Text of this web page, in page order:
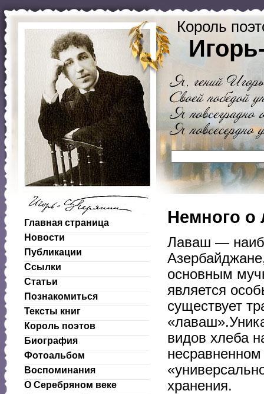
Король
Главная страница
Новости
Публикации
Ссылки
Статьи
Познакомиться
Тексты книг
Король поэтов
Биография
Фотоальбом
Воспоминания
О Серебряном веке
Немного о
Лаваш —
основным
является
существует
видов хлеба
несравненном
хранения.